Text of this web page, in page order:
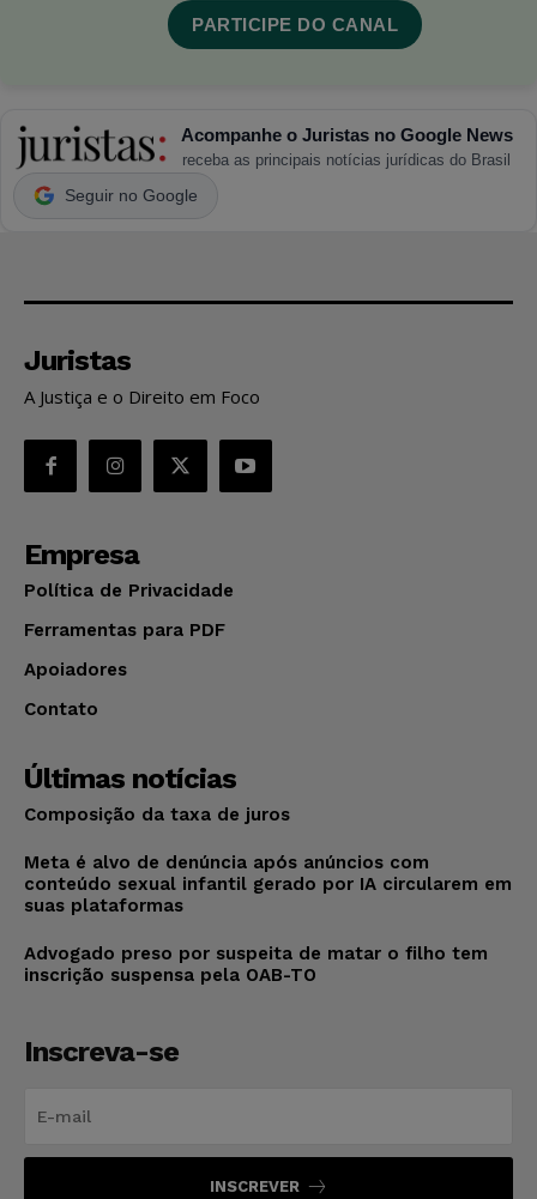
PARTICIPE DO CANAL
Acompanhe o Juristas no Google News
receba as principais notícias jurídicas do Brasil
Seguir no Google
Juristas
A Justiça e o Direito em Foco
Empresa
Política de Privacidade
Ferramentas para PDF
Apoiadores
Contato
Últimas notícias
Composição da taxa de juros
Meta é alvo de denúncia após anúncios com
conteúdo sexual infantil gerado por IA circularem em
suas plataformas
Advogado preso por suspeita de matar o filho tem
inscrição suspensa pela OAB-TO
Inscreva-se
INSCREVER